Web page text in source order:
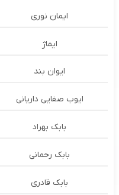
ایمان نوری
ایماژ
ایوان بند
ایوب صفایی داریانی
بابک بهراد
بابک رحمانی
بابک قادری